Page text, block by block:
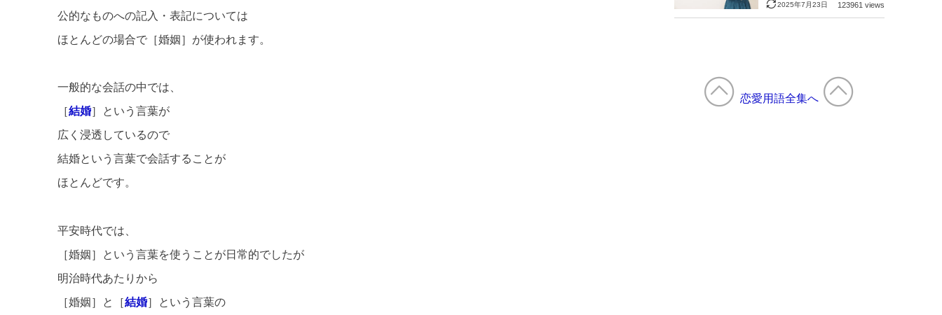
公的なものへの記入・表記については
ほとんどの場合で［婚姻］が使われます。
一般的な会話の中では、
［結婚］という言葉が
広く浸透しているので
結婚という言葉で会話することが
ほとんどです。
平安時代では、
［婚姻］という言葉を使うことが日常的でしたが
明治時代あたりから
［婚姻］と［結婚］という言葉の
2025年7月23日 123961 views
恋愛用語全集へ